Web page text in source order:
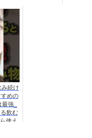
続け
めの
強_
飲む
使え